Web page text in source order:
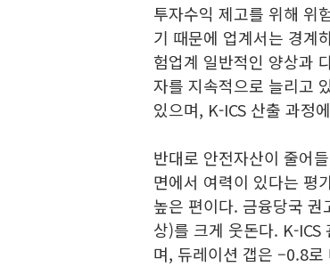
투자수익 제고를 위해 위
기 때문에 업계서는 경계
험업계 일반적인 양상과
자를 지속적으로 늘리고
있으며, K-ICS 산출 과정
반대로 안전자산이 줄어
면에서 여력이 있다는 평
높은 편이다. 금융당국
상)를 크게 웃돈다. K-
며, 듀레이션 갭은 –0.8로